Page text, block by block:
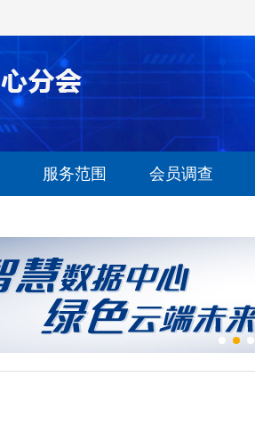
服务范围 会员调查